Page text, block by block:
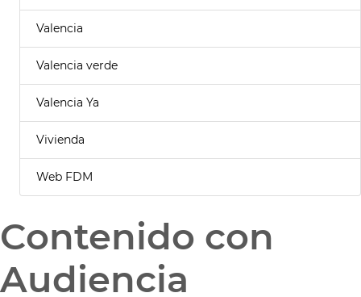
Valencia
Valencia verde
Valencia Ya
Vivienda
Web FDM
Contenido con
Audiencia